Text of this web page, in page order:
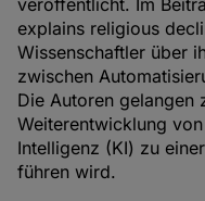
veröffentlicht. Im
explains religious
Wissenschaftler über
zwischen
Die Autoren gelangen
Weiterentwicklung
Intelligenz (KI) zu
führen wird.